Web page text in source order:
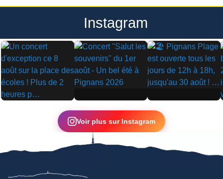
Instagram
▶
▶ ▶
Voir plus sur Instagram